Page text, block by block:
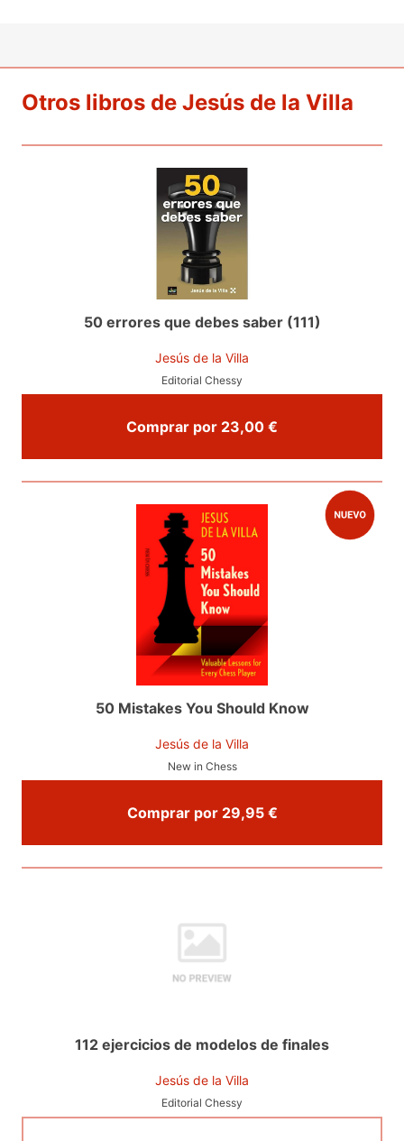
Otros libros de Jesús de la Villa
50 errores que debes saber (111)
Jesús de la Villa
Editorial Chessy
Comprar por 23,00 €
50 Mistakes You Should Know
Jesús de la Villa
New in Chess
Comprar por 29,95 €
112 ejercicios de modelos de finales
Jesús de la Villa
Editorial Chessy